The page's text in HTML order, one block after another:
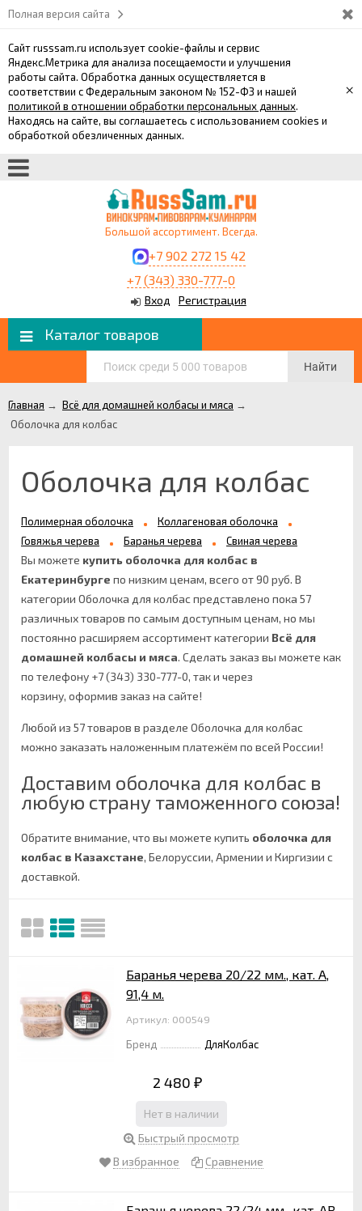
Полная версия сайта
Сайт russsam.ru использует cookie-файлы и сервис
Яндекс.Метрика для анализа посещаемости и улучшения
работы сайта. Обработка данных осуществляется в
соответствии с Федеральным законом № 152-ФЗ и нашей
политикой в отношении обработки персональных данных.
Находясь на сайте, вы соглашаетесь с использованием cookies и
обработкой обезличенных данных.
×
Большой ассортимент. Всегда.
+7 902 272 15 42
+7 (343) 330-777-0
Вход Регистрация
Каталог товаров
Найти
Главная → Всё для домашней колбасы и мяса →
Оболочка для колбас
Оболочка для колбас
Полимерная оболочка
Коллагеновая оболочка
Говяжья черева
Баранья черева Свиная черева
Вы можете купить оболочка для колбас в
Екатеринбурге по низким ценам, всего от 90 руб. В
категории Оболочка для колбас представлено пока 57
различных товаров по самым доступным ценам, но мы
постоянно расширяем ассортимент категории Всё для
домашней колбасы и мяса. Сделать заказ вы можете как
по телефону +7 (343) 330-777-0, так и через
корзину, оформив заказ на сайте!
Любой из 57 товаров в разделе Оболочка для колбас
можно заказать наложенным платежём по всей России!
Доставим оболочка для колбас в
любую страну таможенного союза!
Обратите внимание, что вы можете купить оболочка для
колбас в Казахстане, Белоруссии, Армении и Киргизии с
доставкой.
Баранья черева 20/22 мм., кат. А,
91,4 м.
Артикул: 000549
Бренд
ДляКолбас
2 480 ₽
Нет в наличии
Быстрый просмотр
В избранное
Сравнение